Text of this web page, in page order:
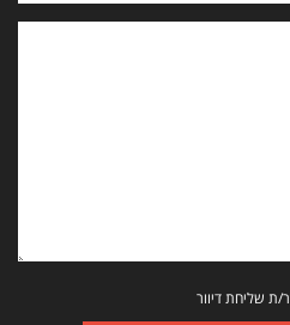
ת שליחת דיוור